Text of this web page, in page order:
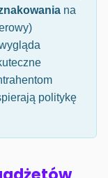
na
politykę